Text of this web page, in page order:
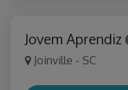
Jovem Aprendiz
Joinville - SC